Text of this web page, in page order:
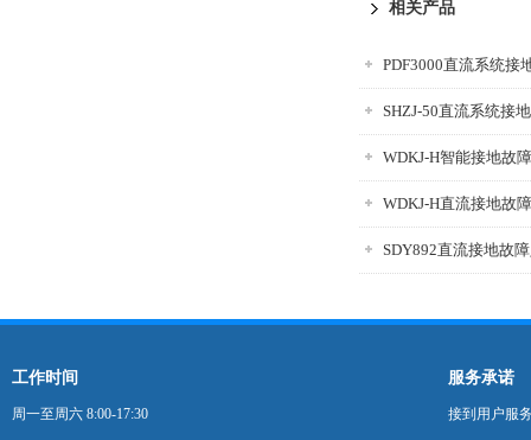
相关产品
PDF3000直流系统接
SHZJ-50直流系统接
WDKJ-H智能接地故
WDKJ-H直流接地故
SDY892直流接地故
工作时间
周一至周六 8:00-17:30
服务承诺
接到用户服